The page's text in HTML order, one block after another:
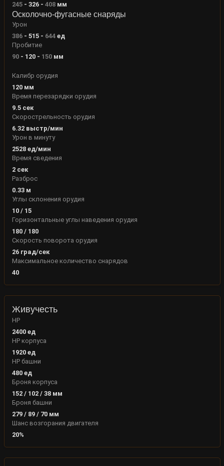
245- 326- 408 мм
Осколочно-фугасные снаряды
Урон
386- 515- 644ед
Пробитие
90- 120- 150 мм
Калибр орудия
120мм
Время перезарядки орудия
9.5сек
Скорострельность орудия
6.32выстр/мин
Урон в минуту
2528ед/мин
Время сведения
2сек
Разброс
0.33м
Углы склонения орудия
10 / 15
Горизонтальные углы наведения орудия
180 / 180
Скорость поворота орудия
26град/сек
Максимальное количество снарядов
40
Живучесть
HP
2400ед
HP корпуса
1920ед
HP башни
480ед
Броня корпуса
152/ 102/ 38мм
Броня башни
279 / 89 / 70 мм
Шанс возгорания двигателя
20%